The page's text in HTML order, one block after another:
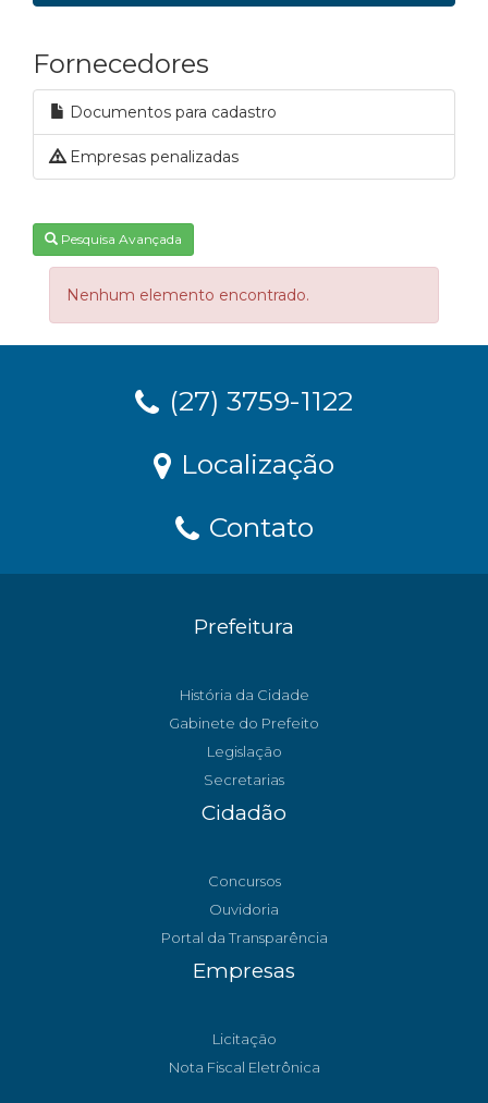
Fornecedores
Documentos para cadastro
Empresas penalizadas
Pesquisa Avançada
Nenhum elemento encontrado.
(27) 3759-1122
Localização
Contato
Prefeitura
História da Cidade
Gabinete do Prefeito
Legislação
Secretarias
Cidadão
Concursos
Ouvidoria
Portal da Transparência
Empresas
Licitação
Nota Fiscal Eletrônica